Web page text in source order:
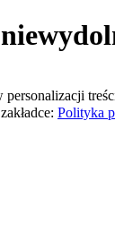
Polityka